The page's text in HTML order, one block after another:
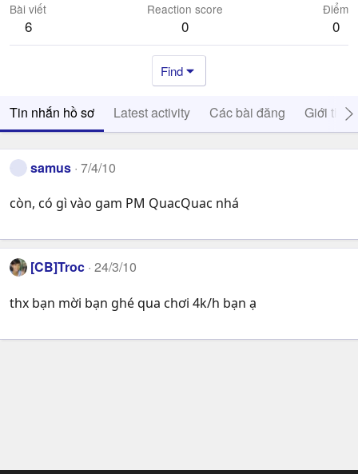
Bài viết
6
Reaction score
0
Điểm
0
Find
Tin nhắn hồ sơ Latest activity Các bài đăng Giới thiệu
samus 7/4/10
còn, có gì vào gam PM QuacQuac nhá
[CB]Troc 24/3/10
thx bạn mời bạn ghé qua chơi 4k/h bạn ạ